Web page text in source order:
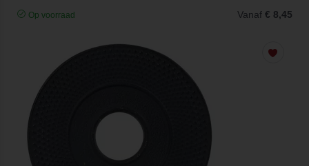
Op voorraad Vanaf € 8,45